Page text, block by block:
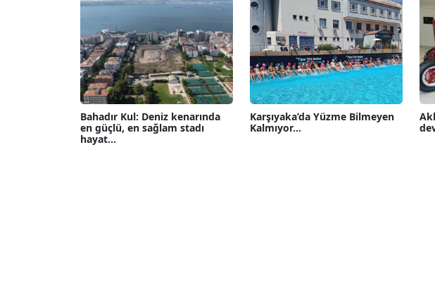
Bahadır Kul: Deniz kenarında
en güçlü, en sağlam stadı
hayat...
Karşıyaka’da Yüzme Bilmeyen
Kalmıyor...